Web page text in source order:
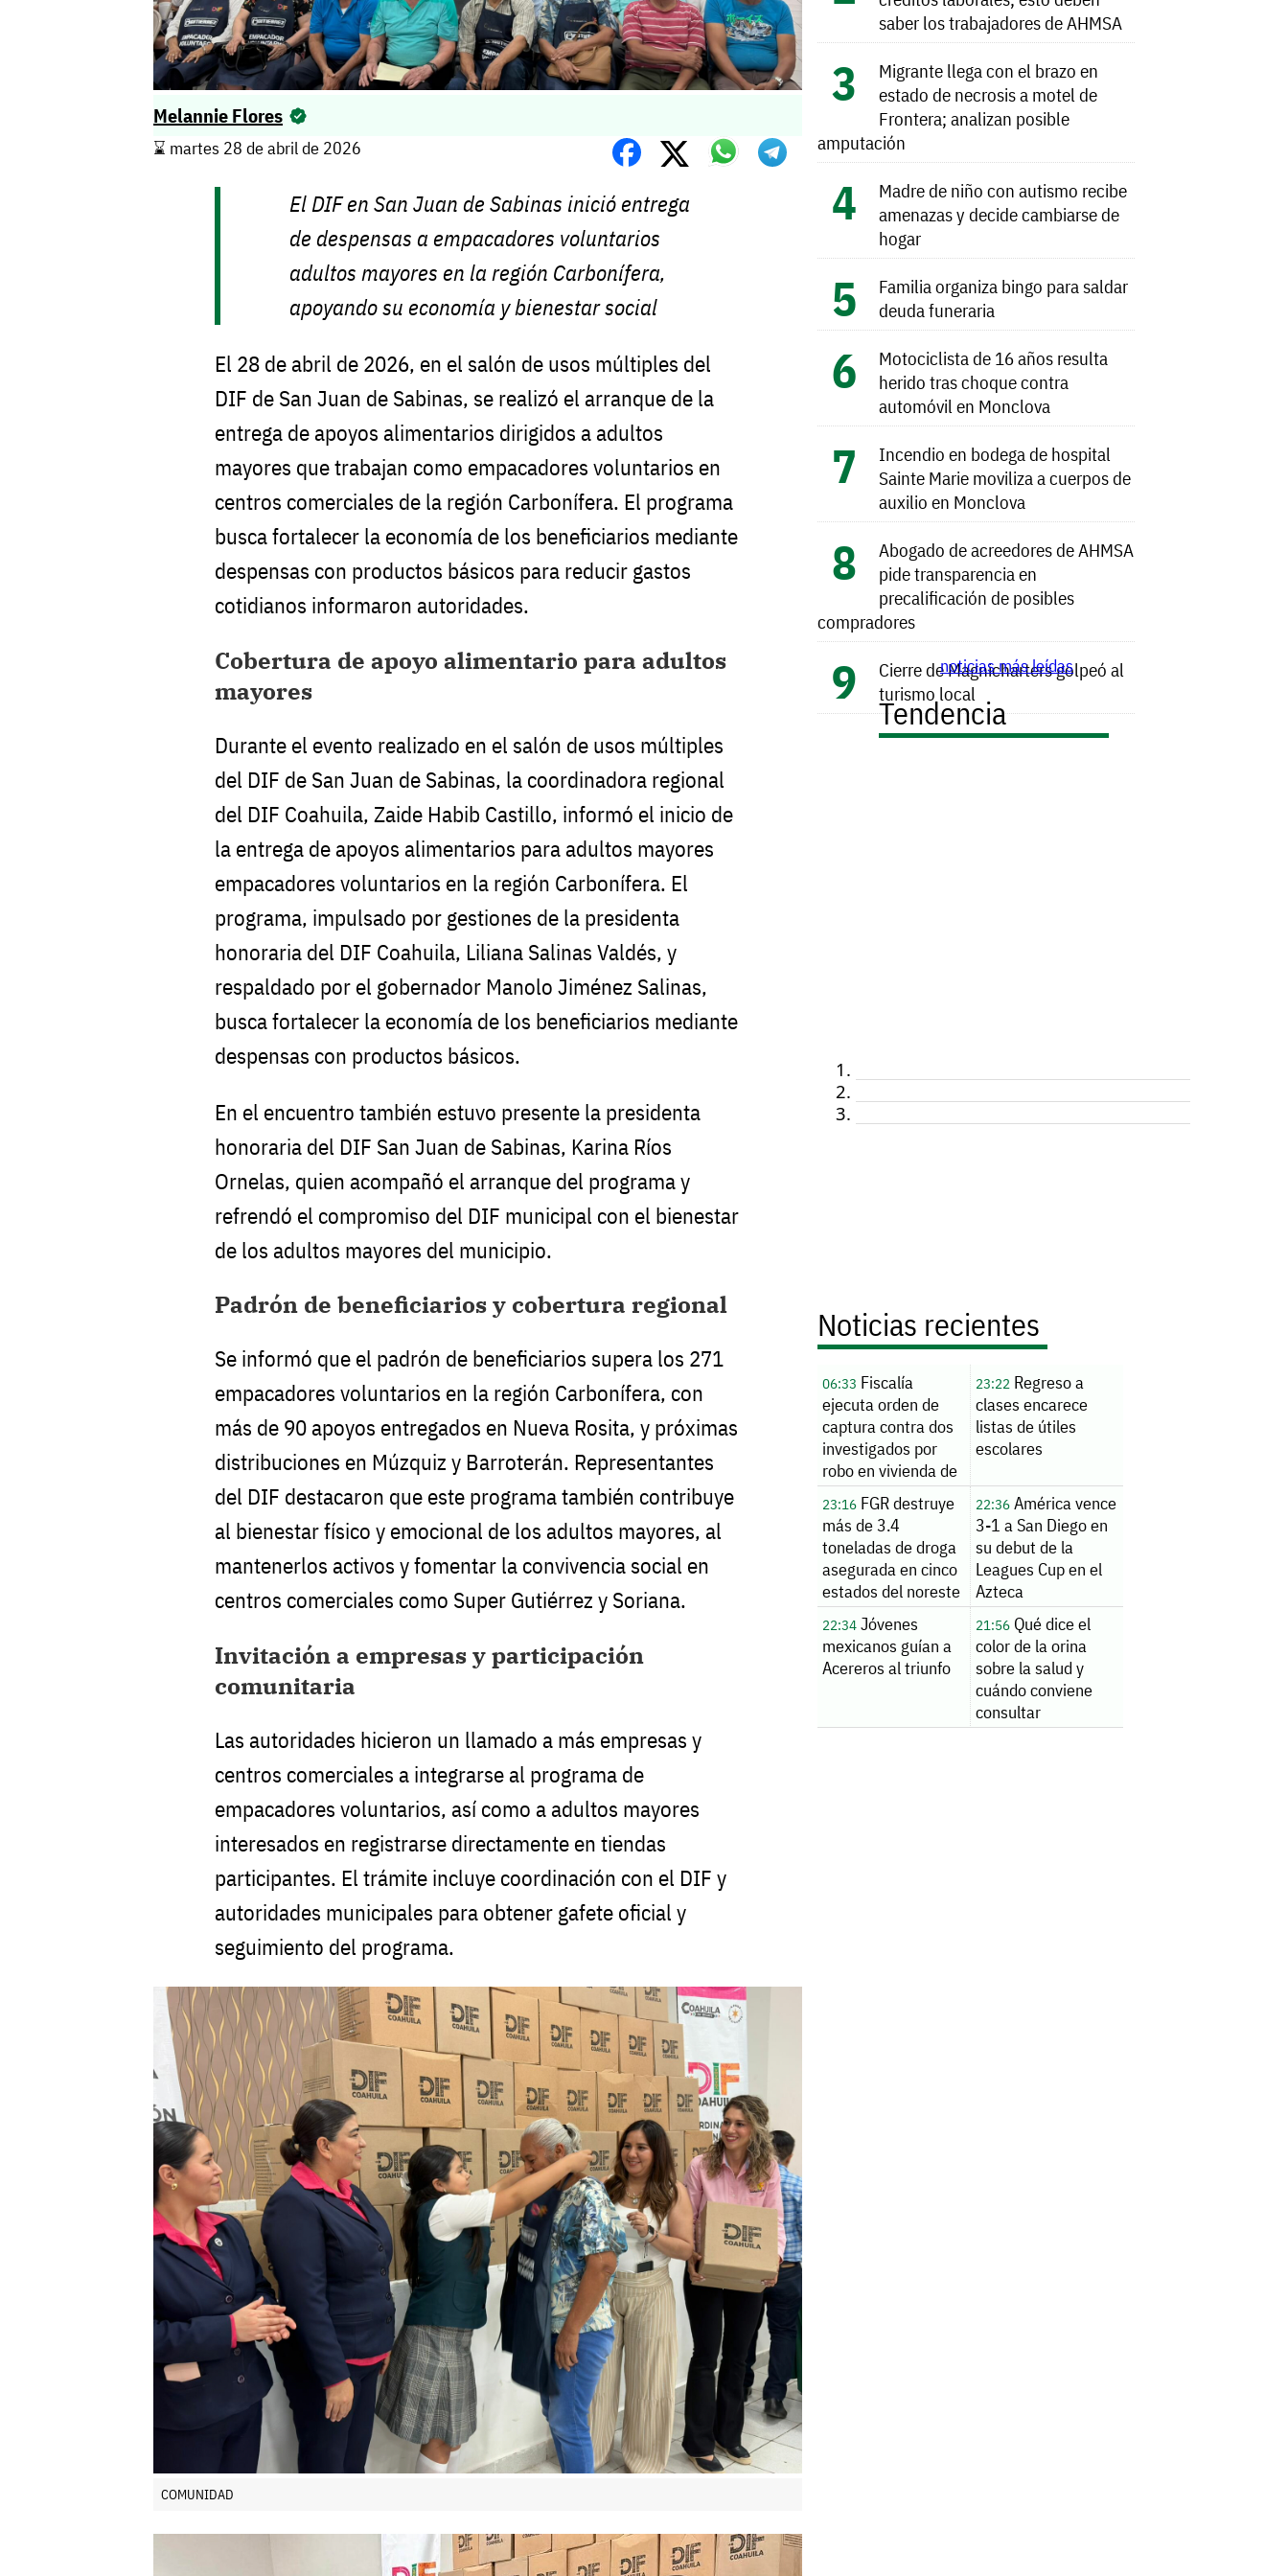
Melannie Flores
⌛️ martes 28 de abril de 2026
El DIF en San Juan de Sabinas inició entrega
de despensas a empacadores voluntarios
adultos mayores en la región Carbonífera,
apoyando su economía y bienestar social
El 28 de abril de 2026, en el salón de usos múltiples del
DIF de San Juan de Sabinas, se realizó el arranque de la
entrega de apoyos alimentarios dirigidos a adultos
mayores que trabajan como empacadores voluntarios en
centros comerciales de la región Carbonífera. El programa
busca fortalecer la economía de los beneficiarios mediante
despensas con productos básicos para reducir gastos
cotidianos informaron autoridades.
Cobertura de apoyo alimentario para adultos
mayores
Durante el evento realizado en el salón de usos múltiples
del DIF de San Juan de Sabinas, la coordinadora regional
del DIF Coahuila, Zaide Habib Castillo, informó el inicio de
la entrega de apoyos alimentarios para adultos mayores
empacadores voluntarios en la región Carbonífera. El
programa, impulsado por gestiones de la presidenta
honoraria del DIF Coahuila, Liliana Salinas Valdés, y
respaldado por el gobernador Manolo Jiménez Salinas,
busca fortalecer la economía de los beneficiarios mediante
despensas con productos básicos.
En el encuentro también estuvo presente la presidenta
honoraria del DIF San Juan de Sabinas, Karina Ríos
Ornelas, quien acompañó el arranque del programa y
refrendó el compromiso del DIF municipal con el bienestar
de los adultos mayores del municipio.
Padrón de beneficiarios y cobertura regional
Se informó que el padrón de beneficiarios supera los 271
empacadores voluntarios en la región Carbonífera, con
más de 90 apoyos entregados en Nueva Rosita, y próximas
distribuciones en Múzquiz y Barroterán. Representantes
del DIF destacaron que este programa también contribuye
al bienestar físico y emocional de los adultos mayores, al
mantenerlos activos y fomentar la convivencia social en
centros comerciales como Super Gutiérrez y Soriana.
Invitación a empresas y participación
comunitaria
Las autoridades hicieron un llamado a más empresas y
centros comerciales a integrarse al programa de
empacadores voluntarios, así como a adultos mayores
interesados en registrarse directamente en tiendas
participantes. El trámite incluye coordinación con el DIF y
autoridades municipales para obtener gafete oficial y
seguimiento del programa.
COMUNIDAD
saber los trabajadores de AHMSA
Migrante llega con el brazo en
estado de necrosis a motel de
Frontera; analizan posible
amputación
Madre de niño con autismo recibe
amenazas y decide cambiarse de
hogar
Familia organiza bingo para saldar
deuda funeraria
Motociclista de 16 años resulta
herido tras choque contra
automóvil en Monclova
Incendio en bodega de hospital
Sainte Marie moviliza a cuerpos de
auxilio en Monclova
Abogado de acreedores de AHMSA
pide transparencia en
precalificación de posibles
compradores
Cierre de Magnicharters golpeó al
turismo local
noticias más leídas
Tendencia
Noticias recientes
06:33 Fiscalía
ejecuta orden de
captura contra dos
investigados por
robo en vivienda de
Allende
23:22Regreso a
clases encarece
listas de útiles
escolares
23:16 FGR destruye
más de 3.4
toneladas de droga
asegurada en cinco
estados del noreste
22:36América vence
3-1 a San Diego en
su debut de la
Leagues Cup en el
Azteca
22:34 Jóvenes
mexicanos guían a
Acereros al triunfo
21:56Qué dice el
color de la orina
sobre la salud y
cuándo conviene
consultar